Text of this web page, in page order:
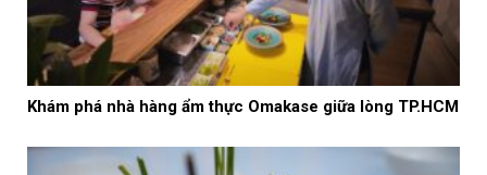
Khám phá nhà hàng ẩm thực Omakase giữa lòng TP.HCM